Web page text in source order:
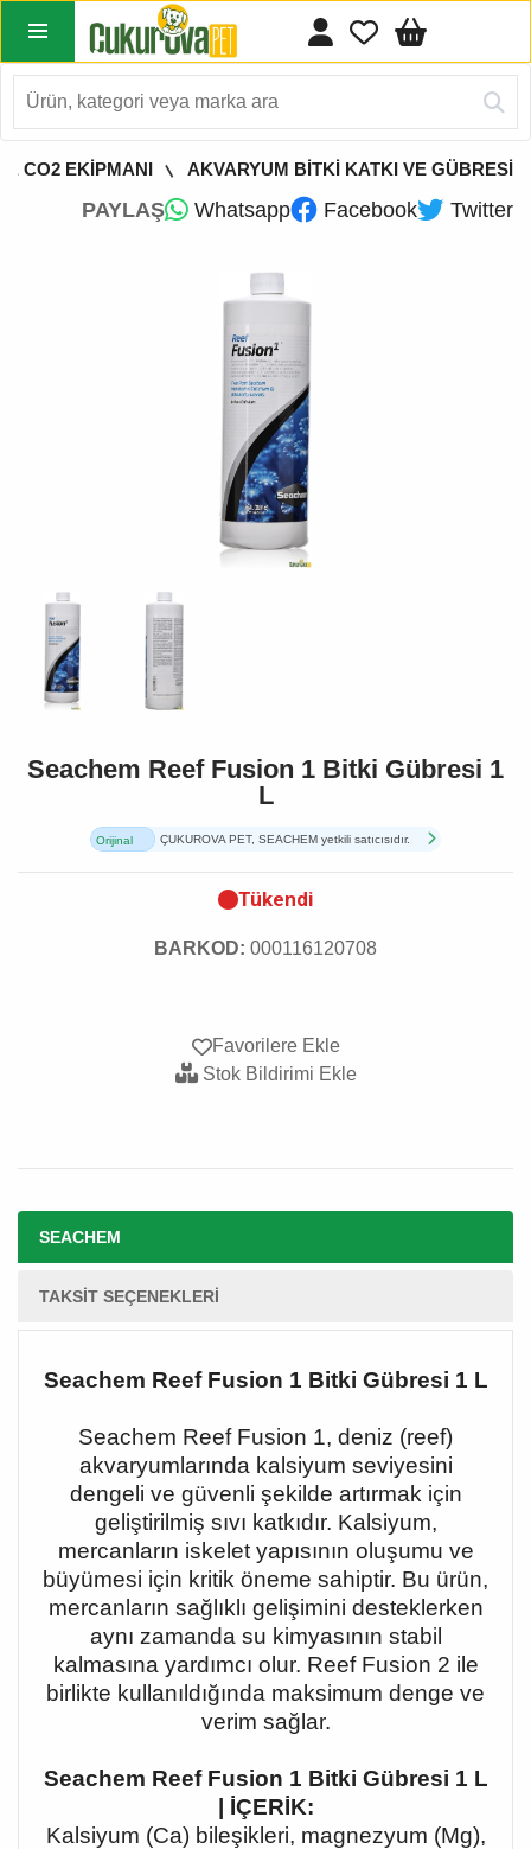
CO2 EKİPMANI AKVARYUM BİTKİ KATKI VE GÜBRESİ
PAYLAŞ Whatsapp Facebook Twitter
Seachem Reef Fusion 1 Bitki Gübresi 1
L
Orijinal
ÇUKUROVA PET, SEACHEM yetkili satıcısıdır.
Tükendi
BARKOD: 000116120708
Favorilere Ekle
Stok Bildirimi Ekle
SEACHEM
TAKSIT SEÇENEKLERI
Seachem Reef Fusion 1 Bitki Gübresi 1 L
Seachem Reef Fusion 1, deniz (reef)
akvaryumlarında kalsiyum seviyesini
dengeli ve güvenli şekilde artırmak için
geliştirilmiş sıvı katkıdır. Kalsiyum,
mercanların iskelet yapısının oluşumu ve
büyümesi için kritik öneme sahiptir. Bu ürün,
mercanların sağlıklı gelişimini desteklerken
aynı zamanda su kimyasının stabil
kalmasına yardımcı olur. Reef Fusion 2 ile
birlikte kullanıldığında maksimum denge ve
verim sağlar.
Seachem Reef Fusion 1 Bitki Gübresi 1 L
| İÇERİK:
Kalsiyum (Ca) bileşikleri, magnezyum (Mg),